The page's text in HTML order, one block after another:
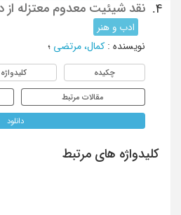
4. نقد شیئیت معدوم معتزله از
ادب و هنر
نویسنده : کمال، مرتضی ؛
چکیده کلیدواژه
مقالات مرتبط
دانلود
کلیدواژه های مرتبط